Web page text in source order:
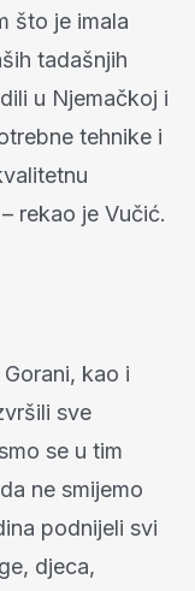
što je imala
tadašnjih
u Njemačkoj i
tehnike i
rekao je Vučić.
kao i
sve
se u tim
ne smijemo
podnijeli svi
djeca,